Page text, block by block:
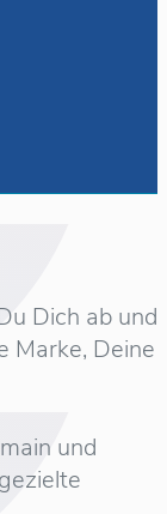
Dich ab und
Marke, Deine
und